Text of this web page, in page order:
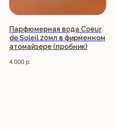
Парфюмерная вода Coeur
de Soleil 20мл в фирменном
атомайзере (пробник)
4 000 р.